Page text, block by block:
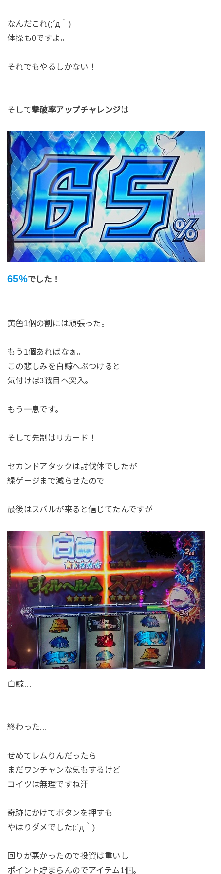
なんだこれ(;´д｀)
体操も0ですよ。
それでもやるしかない！
そして撃破率アップチャレンジは
65%でした！
黄色1個の割には頑張った。
もう1個あればなぁ。
この悲しみを白鯨へぶつけると
気付けば3戦目へ突入。
もう一息です。
そして先制はリカード！
セカンドアタックは討伐体でしたが
緑ゲージまで減らせたので
最後はスバルが来ると信じてたんですが
白鯨…
終わった…
せめてレムりんだったら
まだワンチャンな気もするけど
コイツは無理ですね汗
奇跡にかけてボタンを押すも
やはりダメでした(;´д｀)
回りが悪かったので投資は重いし
ポイント貯まらんのでアイテム1個。